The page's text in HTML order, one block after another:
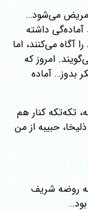
مریض می‌شود…
داشته
آگاه می‌کنند، اما
امروز که
بدوز… آماده
تکه‌تکه کنار هم
حبیبه از من
به روضه شریف